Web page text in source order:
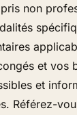
non
et vos
et
Référez-